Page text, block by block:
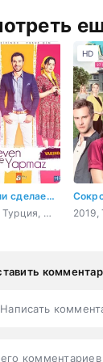
Что ни сделает влюбленный
2017, Турция,
Мелодрама
2019,
HD
Написать